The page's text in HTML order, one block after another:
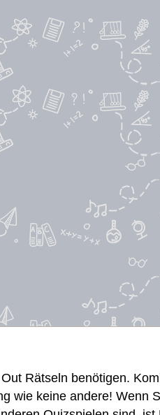
Rätseln benötigen.
wie keine andere! Wenn